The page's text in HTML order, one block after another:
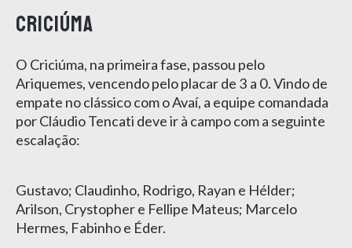
Criciúma
O Criciúma, na primeira fase, passou pelo
Ariquemes, vencendo pelo placar de 3 a 0. Vindo de
empate no clássico com o Avaí, a equipe comandada
por Cláudio Tencati deve ir à campo com a seguinte
escalação:
Gustavo; Claudinho, Rodrigo, Rayan e Hélder;
Arilson, Crystopher e Fellipe Mateus; Marcelo
Hermes, Fabinho e Éder.